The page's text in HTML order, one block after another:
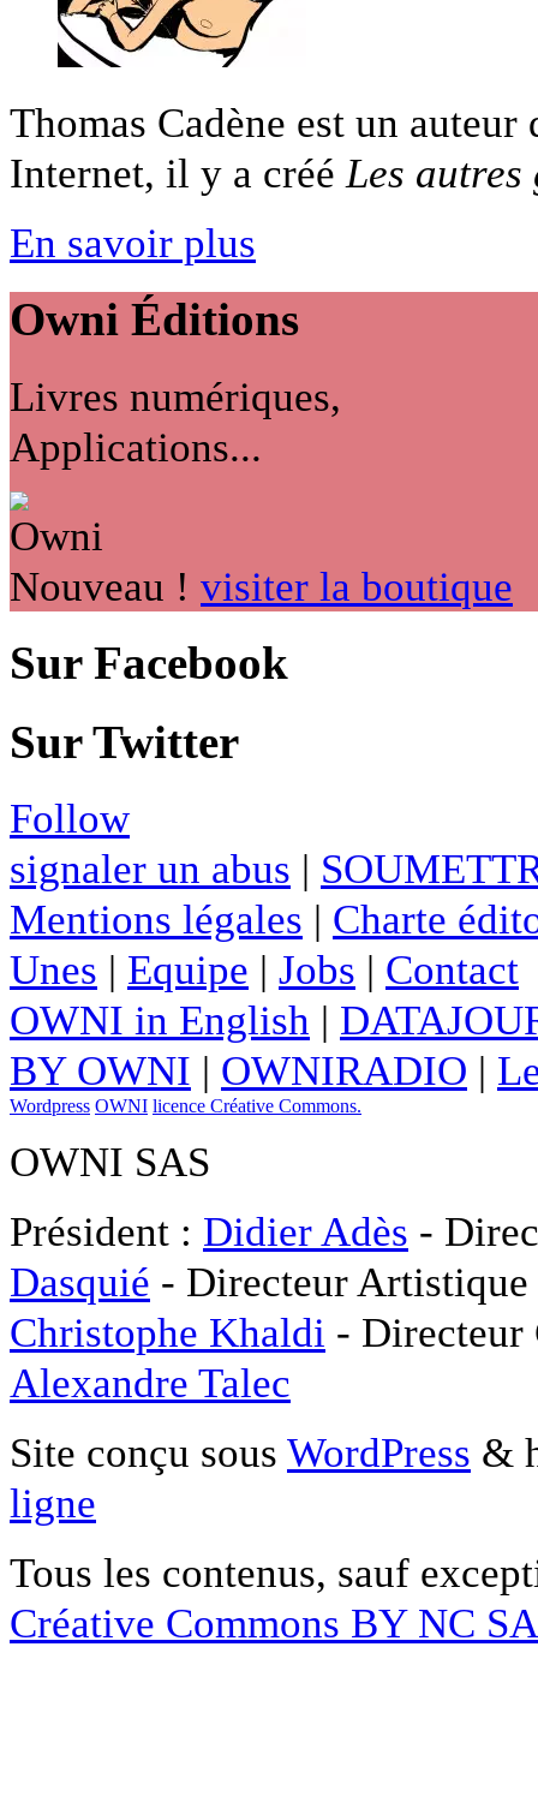
Thomas Cadène est un
Internet, il y a créé Les autres
En savoir plus
Owni Éditions
Livres numériques,
Applications...
Nouveau ! visiter la boutique
Sur Facebook
Sur Twitter
Follow
signaler un abus |
Mentions légales | Charte
Unes | Equipe | Jobs | Contact
OWNI in English |
BY OWNI | OWNIRADIO |
Wordpress OWNI licence Créative Commons.
OWNI SAS
Président : Didier Adès -
Dasquié - Directeur
Christophe Khaldi -
Alexandre Talec
Site conçu sous WordPress &
ligne
Tous les contenus, sauf
Créative Commons BY NC SA